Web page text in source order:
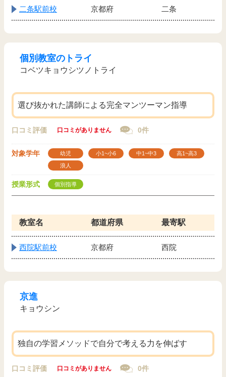
二条駅前校 京都府 二条
個別教室のトライ
コベツキョウシツノトライ
選び抜かれた講師による完全マンツーマン指導
口コミ評価 口コミがありません 0件
対象学年 幼児 小1~小6 中1~中3
高1~高3
浪人
授業形式 個別指導
教室名 都道府県 最寄駅
西院駅前校 京都府 西院
京進
キョウシン
独自の学習メソッドで自分で考える力を伸ばす
口コミ評価 口コミがありません 0件